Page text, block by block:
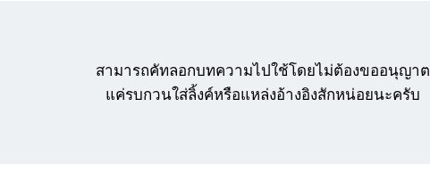
สามารถคัทลอกบทความไปใช้โดยไม่ต้องขออนุญาต
แค่รบกวนใส่ลิ้งค์หรือแหล่งอ้างอิงสักหน่อยนะครับ